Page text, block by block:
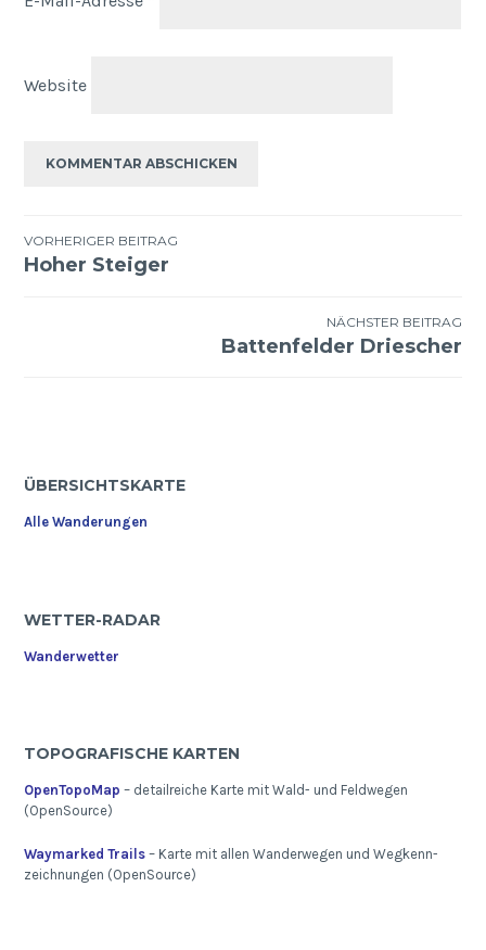
Website
VORHERIGER BEITRAG
Hoher Steiger
NÄCHSTER BEITRAG
Battenfelder Driescher
ÜBERSICHTSKARTE
Alle Wanderungen
WETTER-RADAR
Wanderwetter
TOPOGRAFISCHE KARTEN
OpenTopoMap – detailreiche Karte mit Wald- und Feldwegen
(OpenSource)
Waymarked Trails – Karte mit allen Wanderwegen und Wegkenn-
zeichnungen (OpenSource)